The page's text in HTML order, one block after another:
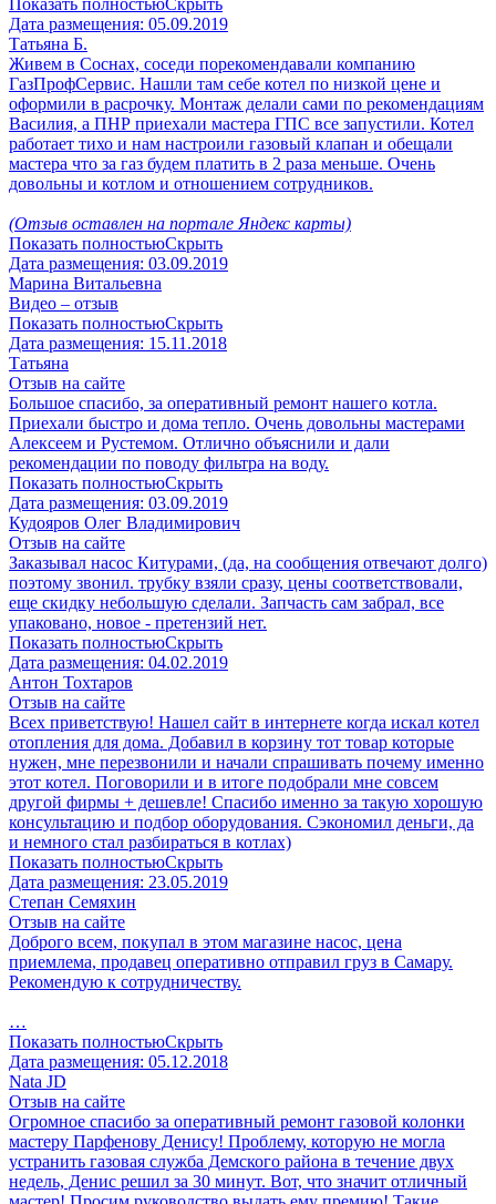
Показать полностьюСкрыть
Дата размещения: 05.09.2019
Татьяна Б.
Живем в Соснах, соседи порекомендавали компанию
ГазПрофСервис. Нашли там себе котел по низкой цене и
оформили в расрочку. Монтаж делали сами по рекомендациям
Василия, а ПНР приехали мастера ГПС все запустили. Котел
работает тихо и нам настроили газовый клапан и обещали
мастера что за газ будем платить в 2 раза меньше. Очень
довольны и котлом и отношением сотрудников.
(Отзыв оставлен на портале Яндекс карты)
Показать полностьюСкрыть
Дата размещения: 03.09.2019
Марина Витальевна
Видео – отзыв
Показать полностьюСкрыть
Дата размещения: 15.11.2018
Татьяна
Отзыв на сайте
Большое спасибо, за оперативный ремонт нашего котла.
Приехали быстро и дома тепло. Очень довольны мастерами
Алексеем и Рустемом. Отлично объяснили и дали
рекомендации по поводу фильтра на воду.
Показать полностьюСкрыть
Дата размещения: 03.09.2019
Кудояров Олег Владимирович
Отзыв на сайте
Заказывал насос Китурами, (да, на сообщения отвечают долго)
поэтому звонил. трубку взяли сразу, цены соответствовали,
еще скидку небольшую сделали. Запчасть сам забрал, все
упаковано, новое - претензий нет.
Показать полностьюСкрыть
Дата размещения: 04.02.2019
Антон Тохтаров
Отзыв на сайте
Всех приветствую! Нашел сайт в интернете когда искал котел
отопления для дома. Добавил в корзину тот товар которые
нужен, мне перезвонили и начали спрашивать почему именно
этот котел. Поговорили и в итоге подобрали мне совсем
другой фирмы + дешевле! Спасибо именно за такую хорошую
консультацию и подбор оборудования. Сэкономил деньги, да
и немного стал разбираться в котлах)
Показать полностьюСкрыть
Дата размещения: 23.05.2019
Степан Семяхин
Отзыв на сайте
Доброго всем, покупал в этом магазине насос, цена
приемлема, продавец оперативно отправил груз в Самару.
Рекомендую к сотрудничеству.
…
Показать полностьюСкрыть
Дата размещения: 05.12.2018
Nata JD
Отзыв на сайте
Огромное спасибо за оперативный ремонт газовой колонки
мастеру Парфенову Денису! Проблему, которую не могла
устранить газовая служба Демского района в течение двух
недель, Денис решил за 30 минут. Вот, что значит отличный